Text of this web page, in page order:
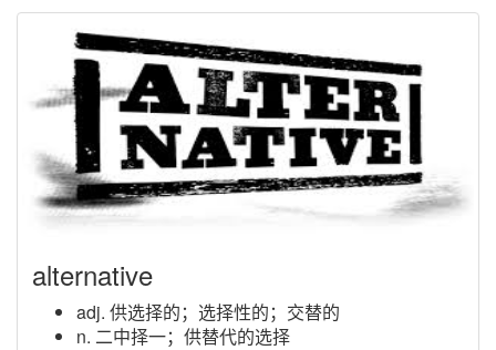
alternative
adj. 供选择的；选择性的；交替的
n. 二中择一；供替代的选择